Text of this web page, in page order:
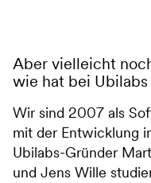
Aber vielleicht
wie hat bei
Wir sind 2007 als
mit der Entwicklung
Ubilabs-Gründer
und Jens Wille